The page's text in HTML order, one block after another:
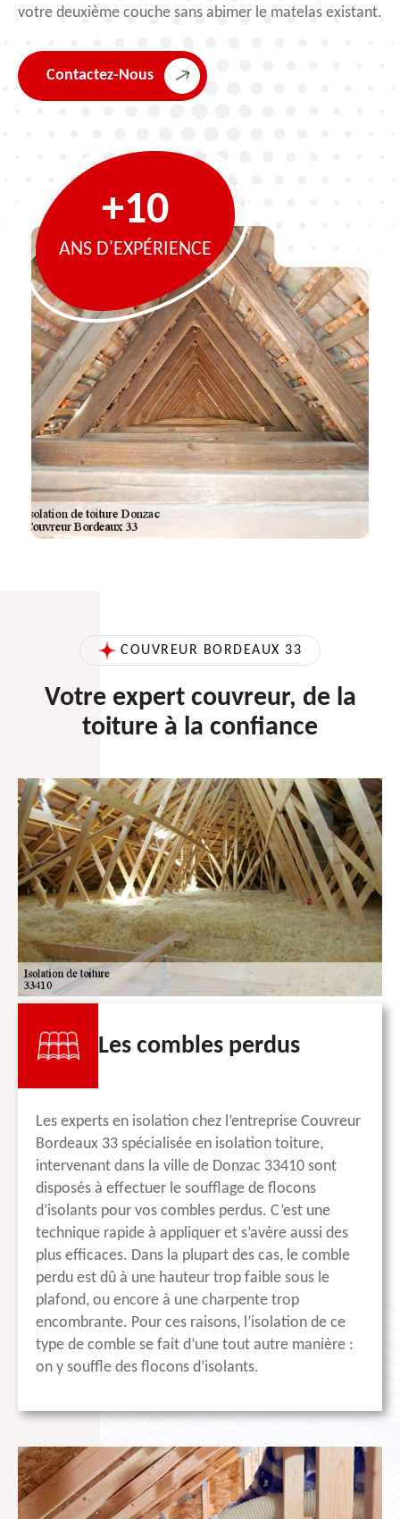
votre deuxième couche sans abimer le matelas existant.
Contactez-Nous
+10
ANS D'EXPÉRIENCE
COUVREUR BORDEAUX 33
Votre expert couvreur, de la
toiture à la confiance
Les combles perdus
Les experts en isolation chez l’entreprise Couvreur
Bordeaux 33 spécialisée en isolation toiture,
intervenant dans la ville de Donzac 33410 sont
disposés à effectuer le soufflage de flocons
d’isolants pour vos combles perdus. C’est une
technique rapide à appliquer et s’avère aussi des
plus efficaces. Dans la plupart des cas, le comble
perdu est dû à une hauteur trop faible sous le
plafond, ou encore à une charpente trop
encombrante. Pour ces raisons, l’isolation de ce
type de comble se fait d’une tout autre manière :
on y souffle des flocons d’isolants.